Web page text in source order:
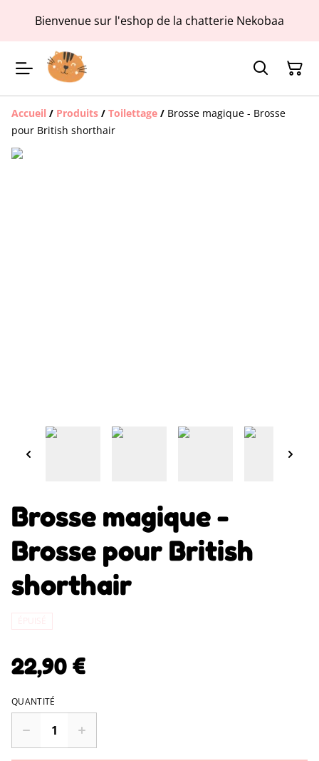
Bienvenue sur l'eshop de la chatterie Nekobaa
Accueil / Produits / Toilettage / Brosse magique - Brosse
pour British shorthair
Brosse magique -
Brosse pour British
shorthair
22,90 €
QUANTITÉ